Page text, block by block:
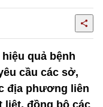
quả bệnh
cầu các sở,
địa phương liên
liệt, đồng bộ các